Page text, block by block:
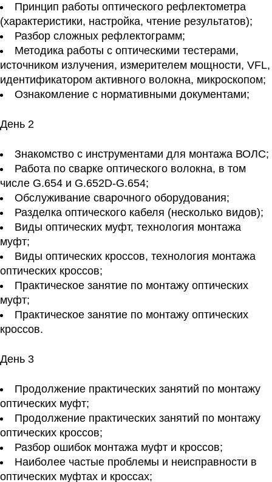
Принцип работы оптического рефлектометра
(характеристики, настройка, чтение результатов);
Разбор сложных рефлектограмм;
Методика работы с оптическими тестерами,
источником излучения, измерителем мощности, VFL,
идентификатором активного волокна, микроскопом;
Ознакомление с нормативными документами;
День 2
Знакомство с инструментами для монтажа ВОЛС;
Работа по сварке оптического волокна, в том
числе G.654 и G.652D-G.654;
Обслуживание сварочного оборудования;
Разделка оптического кабеля (несколько видов);
Виды оптических муфт, технология монтажа
муфт;
Виды оптических кроссов, технология монтажа
оптических кроссов;
Практическое занятие по монтажу оптических
муфт;
Практическое занятие по монтажу оптических
кроссов.
День 3
Продолжение практических занятий по монтажу
оптических муфт;
Продолжение практических занятий по монтажу
оптических кроссов;
Разбор ошибок монтажа муфт и кроссов;
Наиболее частые проблемы и неисправности в
оптических муфтах и кроссах;